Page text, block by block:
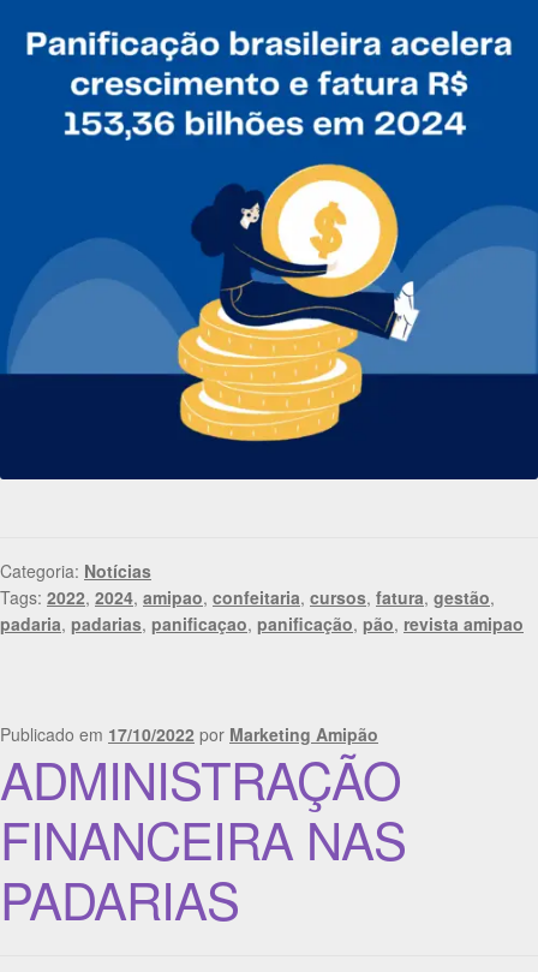
Categoria: Notícias
Tags: 2022, 2024, amipao, confeitaria, cursos, fatura, gestão,
padaria, padarias, panificaçao, panificação, pão, revista amipao
Publicado em 17/10/2022 por Marketing Amipão
ADMINISTRAÇÃO
FINANCEIRA NAS
PADARIAS